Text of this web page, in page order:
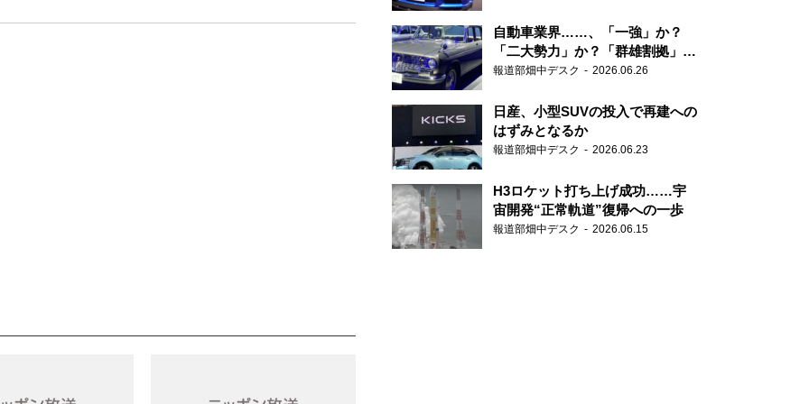
自動車業界……、「一強」か？
「二大勢力」か？「群雄割拠」
か？
報道部畑中デスク 2026.06.26
日産、小型SUVの投入で再建への
はずみとなるか
報道部畑中デスク 2026.06.23
H3ロケット打ち上げ成功……宇
宙開発“正常軌道”復帰への一歩
報道部畑中デスク 2026.06.15